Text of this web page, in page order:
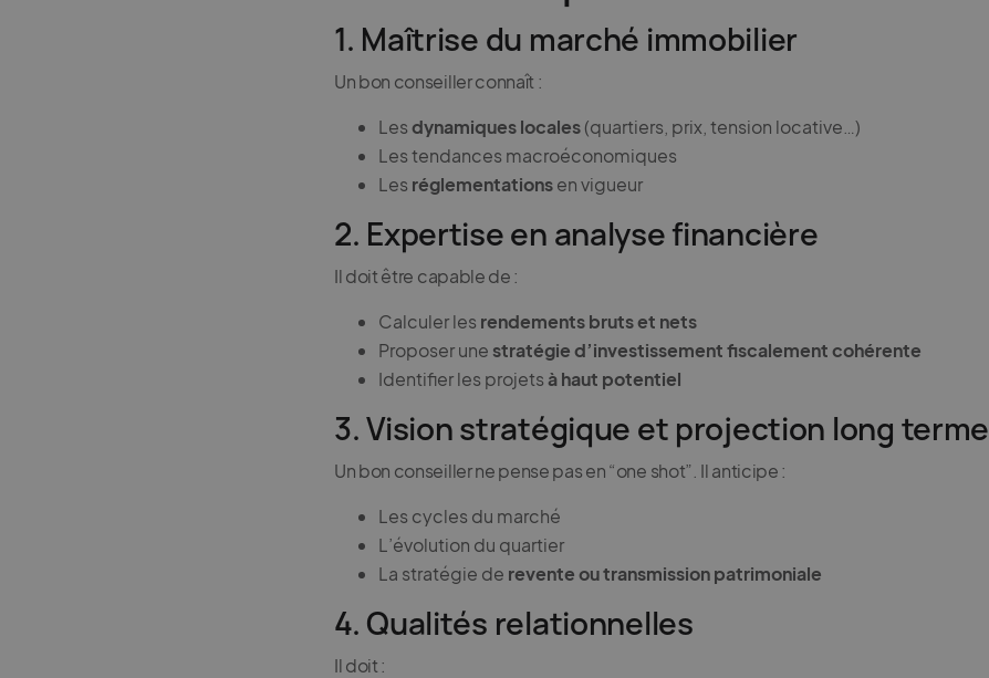
1. Maîtrise du marché immobilier
Un bon conseiller connaît :
Lesdynamiques locales(quartiers, prix, tension locative…)
Les tendances macroéconomiques
Les réglementationsen vigueur
2. Expertise en analyse financière
Il doit être capable de :
Calculer les rendements bruts et nets
Proposer une stratégie d’investissement fiscalement cohérente
Identifier les projetsà haut potentiel
3. Vision stratégique et projection long terme
Un bon conseiller ne pense pas en “one shot”. Il anticipe :
Les cycles du marché
L’évolution du quartier
La stratégie de revente ou transmission patrimoniale
4. Qualités relationnelles
Il doit :